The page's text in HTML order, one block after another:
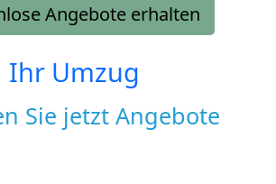
Angebote erhalten
Ihr Umzug
Sie jetzt Angebote